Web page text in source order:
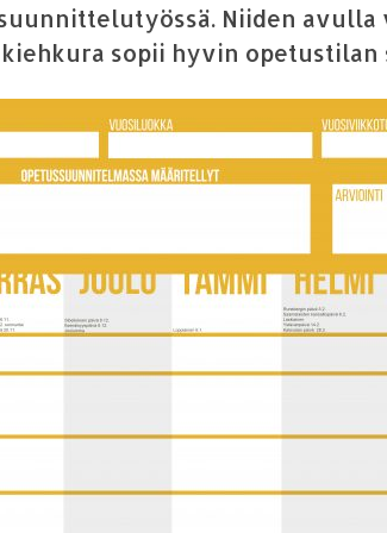
Niiden
sopii hyvin opetustilan